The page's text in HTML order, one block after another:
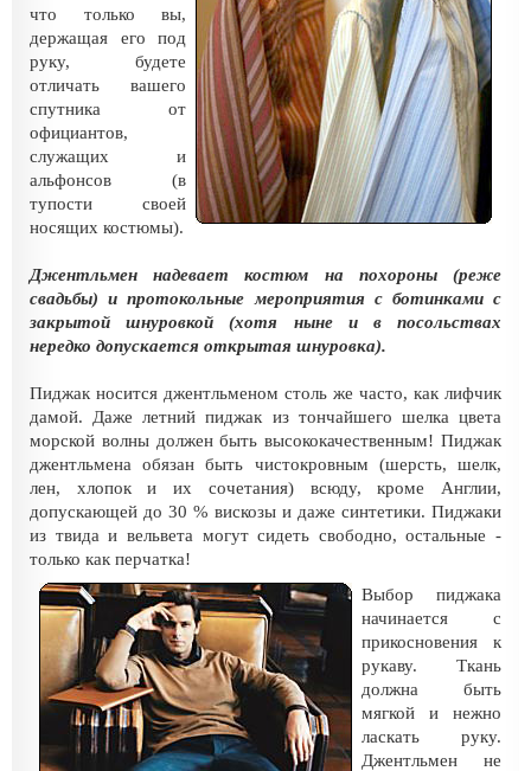
что только вы,
держащая его под
руку, будете
отличать вашего
спутника от
официантов,
служащих и
альфонсов (в
тупости своей
носящих костюмы).
Джентльмен надевает костюм на похороны (реже
свадьбы) и протокольные мероприятия с ботинками с
закрытой шнуровкой (хотя ныне и в посольствах
нередко допускается открытая шнуровка).
Пиджак носится джентльменом столь же часто, как лифчик
дамой. Даже летний пиджак из тончайшего шелка цвета
морской волны должен быть высококачественным! Пиджак
джентльмена обязан быть чистокровным (шерсть, шелк,
лен, хлопок и их сочетания) всюду, кроме Англии,
допускающей до 30 % вискозы и даже синтетики. Пиджаки
из твида и вельвета могут сидеть свободно, остальные -
только как перчатка!
Выбор пиджака
начинается с
прикосновения к
рукаву. Ткань
должна быть
мягкой и нежно
ласкать руку.
Джентльмен не